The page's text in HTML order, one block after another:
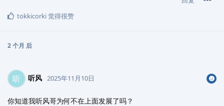
tokkicorki觉得很赞
2 个月 后
听 听风 2025年11月10日
你知道我听风哥为何不在上面发展了吗？